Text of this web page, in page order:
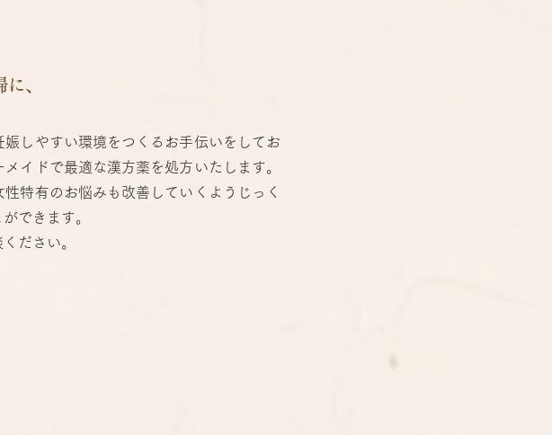
、
しやすい環境をつくるお手伝いをしてお
イドで最適な漢方薬を処方いたします。
特有のお悩みも改善していくようじっく
できます。
ださい。